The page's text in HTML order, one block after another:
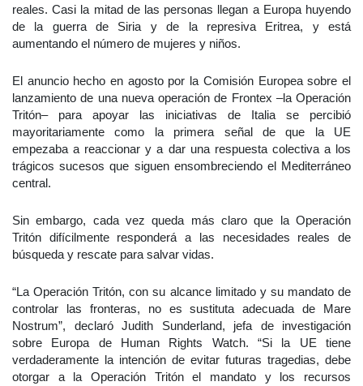
reales. Casi la mitad de las personas llegan a Europa huyendo
de la guerra de Siria y de la represiva Eritrea, y está
aumentando el número de mujeres y niños.
El anuncio hecho en agosto por la Comisión Europea sobre el
lanzamiento de una nueva operación de Frontex –la Operación
Tritón– para apoyar las iniciativas de Italia se percibió
mayoritariamente como la primera señal de que la UE
empezaba a reaccionar y a dar una respuesta colectiva a los
trágicos sucesos que siguen ensombreciendo el Mediterráneo
central.
Sin embargo, cada vez queda más claro que la Operación
Tritón difícilmente responderá a las necesidades reales de
búsqueda y rescate para salvar vidas.
“La Operación Tritón, con su alcance limitado y su mandato de
controlar las fronteras, no es sustituta adecuada de Mare
Nostrum”, declaró Judith Sunderland, jefa de investigación
sobre Europa de Human Rights Watch. “Si la UE tiene
verdaderamente la intención de evitar futuras tragedias, debe
otorgar a la Operación Tritón el mandato y los recursos